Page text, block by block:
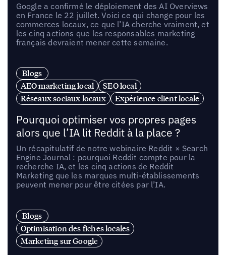
Google a confirmé le déploiement des AI Overviews
en France le 22 juillet. Voici ce qui change pour les
commerces locaux, ce que l’IA cherche vraiment, et
les cinq actions que les responsables marketing
français devraient mener cette semaine.
Blogs
AEO marketing local
SEO local
Réseaux sociaux locaux
Expérience client locale
Pourquoi optimiser vos propres pages
alors que l’IA lit Reddit à la place ?
Un récapitulatif de notre webinaire Reddit × Search
Engine Journal : pourquoi Reddit compte pour la
recherche IA, et les cinq actions de Reddit
Marketing que les marques multi-établissements
peuvent mener pour être citées par l’IA.
Blogs
Optimisation des fiches locales
Marketing sur Google